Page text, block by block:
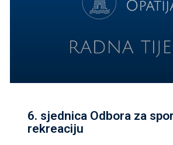
6. sjednica Odbora za
rekreaciju